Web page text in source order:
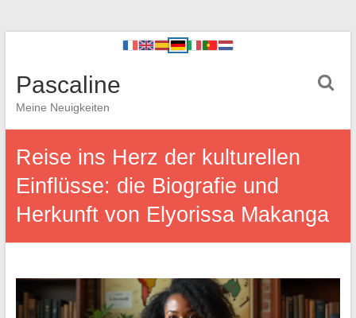
Pascaline
Meine Neuigkeiten
Reise ins Herz der kulturellen
Einflüsse: die Biografie und
Herkunft von Elyorissa Makanga